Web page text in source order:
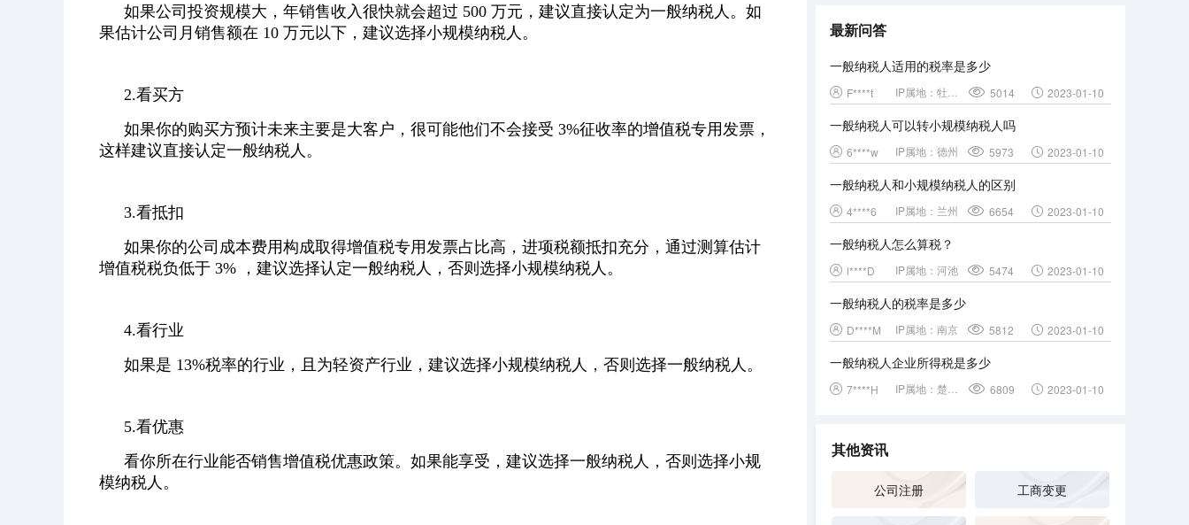
如果公司投资规模大，年销售收入很快就会超过 500 万元，建议直接认定为一般纳税人。如
果估计公司月销售额在 10 万元以下，建议选择小规模纳税人。
2.看买方
如果你的购买方预计未来主要是大客户，很可能他们不会接受 3%征收率的增值税专用发票，
这样建议直接认定一般纳税人。
3.看抵扣
如果你的公司成本费用构成取得增值税专用发票占比高，进项税额抵扣充分，通过测算估计
增值税税负低于 3% ，建议选择认定一般纳税人，否则选择小规模纳税人。
4.看行业
如果是 13%税率的行业，且为轻资产行业，建议选择小规模纳税人，否则选择一般纳税人。
5.看优惠
看你所在行业能否销售增值税优惠政策。如果能享受，建议选择一般纳税人，否则选择小规
模纳税人。
最新问答
一般纳税人适用的税率是多少
F****t IP属地： 5014 2023-01-10
一般纳税人可以转小规模纳税人吗
6****w IP属地： 德州 5973 2023-01-10
一般纳税人和小规模纳税人的区别
4****6 IP属地： 兰州 6654 2023-01-10
一般纳税人怎么算税？
l****D IP属地： 河池 5474 2023-01-10
一般纳税人的税率是多少
D****M IP属地： 南京 5812 2023-01-10
一般纳税人企业所得税是多少
7****H IP属地： 6809 2023-01-10
其他资讯
公司注册 工商变更